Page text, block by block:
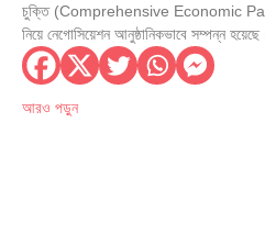
চুক্তি (Comprehensive Economic
নিয়ে নেগোসিয়েশন আনুষ্ঠানিকভাবে সম্পন্ন
আরও পড়ুন